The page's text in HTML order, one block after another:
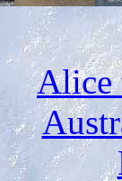
Alice